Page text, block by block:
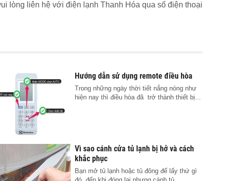
lòng liên hệ với điện lạnh Thanh Hóa qua số điện thoại
Hướng dẫn sử dụng remote điều hòa
Trong những ngày thời tiết nắng nóng như
hiện nay thì điều hòa đã trở thành thiết bị...
Vì sao cánh cửa tủ lạnh bị hở và cách
khắc phục
Bạn mở tủ lạnh hoặc tủ đông để lấy thứ gì